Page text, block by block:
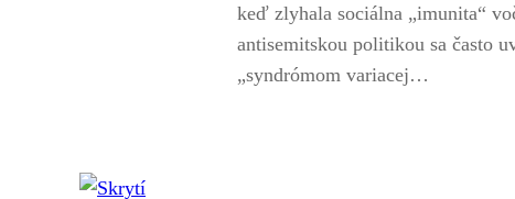
keď zlyhala sociálna „imunita“
antisemitskou politikou sa často
„syndrómom variacej…